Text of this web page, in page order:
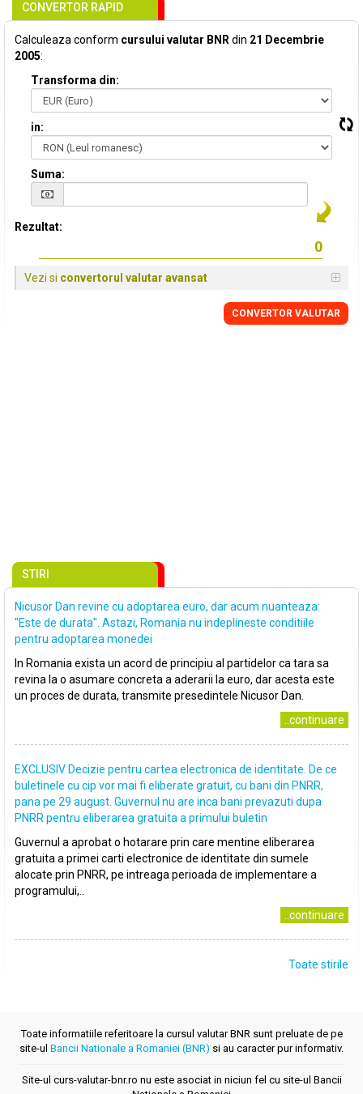
CONVERTOR RAPID
Calculeaza conform cursului valutar BNR din 21 Decembrie
2005:
Transforma din:
in:
Suma:
Rezultat:
Vezi si convertorul valutar avansat
CONVERTOR VALUTAR
STIRI
Nicusor Dan revine cu adoptarea euro, dar acum nuanteaza:
"Este de durata". Astazi, Romania nu indeplineste conditiile
pentru adoptarea monedei
In Romania exista un acord de principiu al partidelor ca tara sa
revina la o asumare concreta a aderarii la euro, dar acesta este
un proces de durata, transmite presedintele Nicusor Dan.
..continuare
EXCLUSIV Decizie pentru cartea electronica de identitate. De ce
buletinele cu cip vor mai fi eliberate gratuit, cu bani din PNRR,
pana pe 29 august. Guvernul nu are inca bani prevazuti dupa
PNRR pentru eliberarea gratuita a primului buletin
Guvernul a aprobat o hotarare prin care mentine eliberarea
gratuita a primei carti electronice de identitate din sumele
alocate prin PNRR, pe intreaga perioada de implementare a
programului,..
..continuare
Toate stirile
Toate informatiile referitoare la cursul valutar BNR sunt preluate de pe
site-ul Bancii Nationale a Romaniei (BNR) si au caracter pur informativ.
Site-ul curs-valutar-bnr.ro nu este asociat in niciun fel cu site-ul Bancii